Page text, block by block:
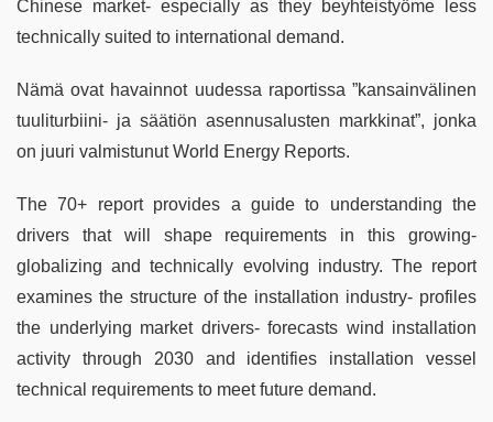
Chinese market- especially as they beyhteistyöme less
technically suited to international demand.
Nämä ovat havainnot uudessa raportissa ”kansainvälinen
tuuliturbiini- ja säätiön asennusalusten markkinat”, jonka
on juuri valmistunut World Energy Reports.
The 70+ report provides a guide to understanding the
drivers that will shape requirements in this growing-
globalizing and technically evolving industry. The report
examines the structure of the installation industry- profiles
the underlying market drivers- forecasts wind installation
activity through 2030 and identifies installation vessel
technical requirements to meet future demand.